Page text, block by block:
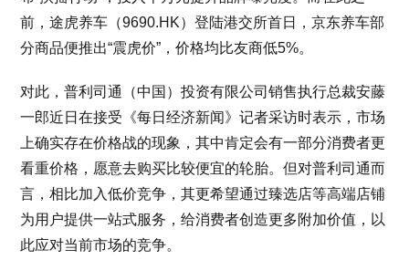
前，途虎养车（9690.HK）登陆港交所首日，京东养车部
分商品便推出“震虎价”，价格均比友商低5%。
对此，普利司通（中国）投资有限公司销售执行总裁安藤
一郎近日在接受《每日经济新闻》记者采访时表示，市场
上确实存在价格战的现象，其中肯定会有一部分消费者更
看重价格，愿意去购买比较便宜的轮胎。但对普利司通而
言，相比加入低价竞争，其更希望通过臻选店等高端店铺
为用户提供一站式服务，给消费者创造更多附加价值，以
此应对当前市场的竞争。